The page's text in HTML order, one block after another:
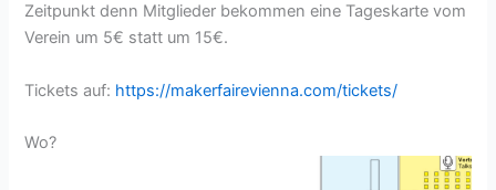
Zeitpunkt denn Mitglieder bekommen eine Tageskarte vom
Verein um 5€ statt um 15€.
Tickets auf: https://makerfairevienna.com/tickets/
Wo?